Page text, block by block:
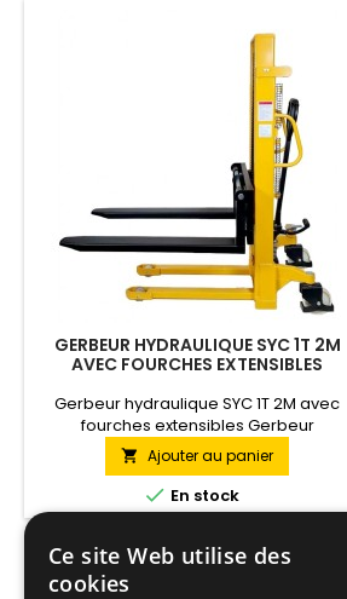
GERBEUR HYDRAULIQUE SYC 1T 2M
AVEC FOURCHES EXTENSIBLES
Gerbeur hydraulique SYC 1T 2M avec
fourches extensibles Gerbeur
hydraulique avec fourches extensibles. Il
se distingue par un prix
abordable. Recommandé pour une
utilisation dans les entrepôts à faible
abaissée en ouvrant la vanne du bloc
 Ajouter au panier
 En stock
Ce site Web utilise des
cookies